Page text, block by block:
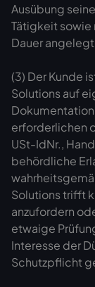
Ausübung
Tätigkeit sowie
Dauer
(3) Der Kunde
Solutions auf
erforderlichen
USt-IdNr.,
behördliche
Solutions trifft
anzufordern
etwaige
Interesse der
Schutzpflicht